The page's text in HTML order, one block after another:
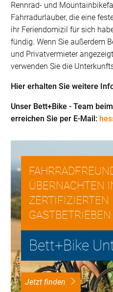
Rennrad- und
Fahrradurlauber, die eine
ihr Feriendomizil für sich
fündig. Wenn Sie außerdem
und Privatvermieter
verwenden Sie die
Hier erhalten Sie weitere
Unser Bett+Bike - Team
erreichen Sie per E-Mail:
ÜBERNACHTEN
ZERTIFIZIERTEN
GASTBETRIEBEN
Bett+Bike
Jetzt finden